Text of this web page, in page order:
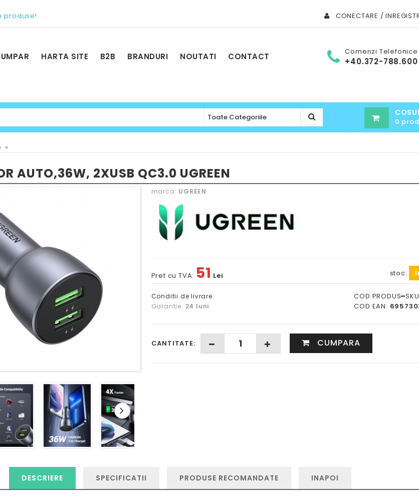
produse! CONECTARE /
HARTA SITE B2B BRANDURI NOUTATI CONTACT Comenzi Telefonice
+40.372-788.600
0
»
AUTO,36W, 2XUSB QC3.0 UGREEN
marca: UGREEN
Pret cu TVA: 51 Lei stoc:
Conditii de livrare.
Garantie: 24 luni
COD
COD EAN:
CANTITATE: CUMPARA
DESCRIERE SPECIFICATII PRODUSE RECOMANDATE INAPOI